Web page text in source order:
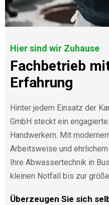
Hier sind wir Zuhause
Fachbetrieb
Erfahrung
Hinter jedem Einsatz der
GmbH steckt ein
Handwerkern. Mit
Arbeitsweise und
Ihre Abwassertechnik in
kleinen Notfall bis zur
Überzeugen Sie sich